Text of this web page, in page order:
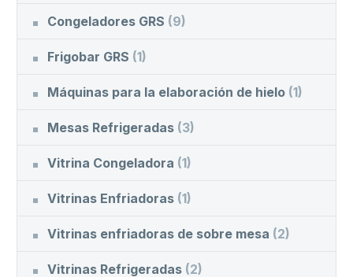
Congeladores GRS (9)
Frigobar GRS (1)
Máquinas para la elaboración de hielo (1)
Mesas Refrigeradas (3)
Vitrina Congeladora (1)
Vitrinas Enfriadoras (1)
Vitrinas enfriadoras de sobre mesa (2)
Vitrinas Refrigeradas (2)